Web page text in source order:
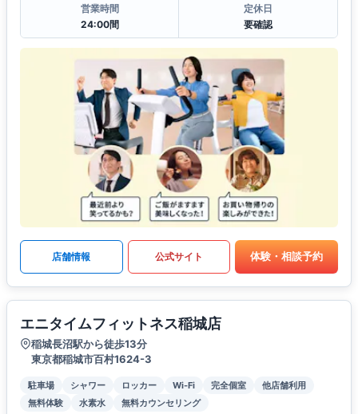
営業時間
24:00間
定休日
要確認
店舗情報 公式サイト 体験・相談予約
エニタイムフィットネス稲城店
稲城長沼駅から徒歩13分
東京都稲城市百村1624-3
駐車場 シャワー ロッカー Wi-Fi 完全個室
他店舗利用
無料体験
水素水 無料カウンセリング